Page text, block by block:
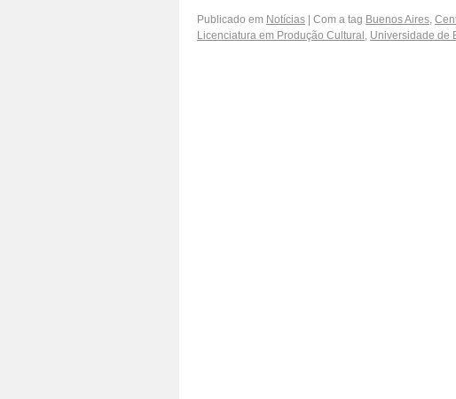
Publicado em Notícias Com a tag Buenos Aires,
Licenciatura em Produção Cultural , Universidade de